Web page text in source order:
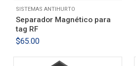
SISTEMAS ANTIHURTO
Separador Magnético para
tag RF
$65.00